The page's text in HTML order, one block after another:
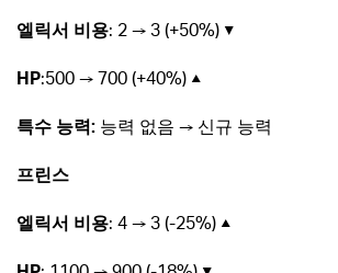
엘릭서 비용: 2 → 3 (+50%) ▼
HP:500 → 700 (+40%) ▲
특수 능력: 능력 없음 → 신규 능력
프린스
엘릭서 비용: 4 → 3 (-25%) ▲